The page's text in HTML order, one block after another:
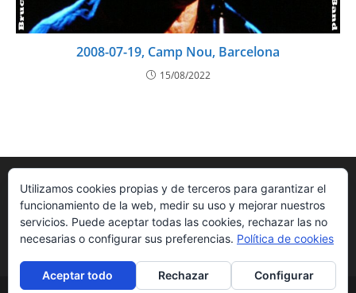
2008-07-19, Camp Nou, Barcelona
15/08/2022
Utilizamos cookies propias y de terceros para garantizar el
funcionamiento de la web, medir su uso y mejorar nuestros
servicios. Puede aceptar todas las cookies, rechazar las no
necesarias o configurar sus preferencias. Política de cookies
Aceptar todo Rechazar Configurar